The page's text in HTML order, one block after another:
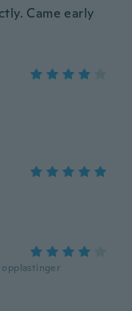
Came early
opplastinger